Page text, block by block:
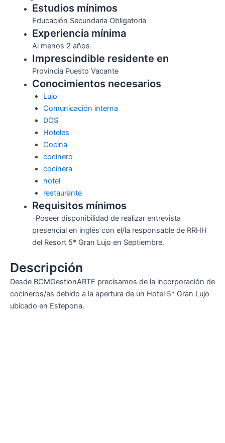
Estudios mínimos
Educación Secundaria Obligatoria
Experiencia mínima
Al menos 2 años
Imprescindible residente en
Provincia Puesto Vacante
Conocimientos necesarios
Lujo
Comunicación interna
DOS
Hoteles
Cocina
cocinero
cocinera
hotel
restaurante
Requisitos mínimos
-Poseer disponibilidad de realizar entrevista
presencial en inglés con el/la responsable de RRHH
del Resort 5* Gran Lujo en Septiembre.
Descripción
Desde BCMGestionARTE precisamos de la incorporación de
cocineros/as debido a la apertura de un Hotel 5* Gran Lujo
ubicado en Estepona.